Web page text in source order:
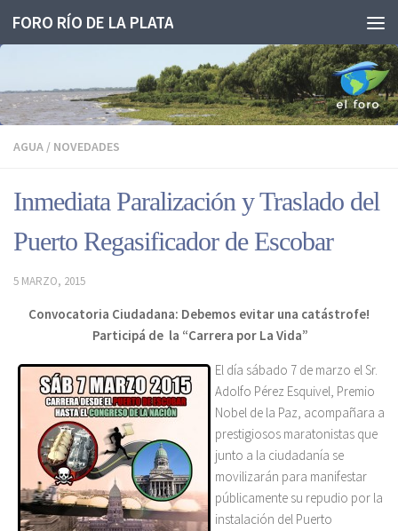
Saltar al contenido
FORO RÍO DE LA PLATA
AGUA / NOVEDADES
Inmediata Paralización y Traslado del
Puerto Regasificador de Escobar
5 MARZO, 2015
Convocatoria Ciudadana: Debemos evitar una catástrofe!
Participá de la “Carrera por La Vida”
El día sábado 7 de marzo el Sr.
Adolfo Pérez Esquivel, Premio
Nobel de la Paz, acompañara a
prestigiosos maratonistas que
junto a la ciudadanía se
movilizarán para manifestar
públicamente su repudio por la
instalación del Puerto